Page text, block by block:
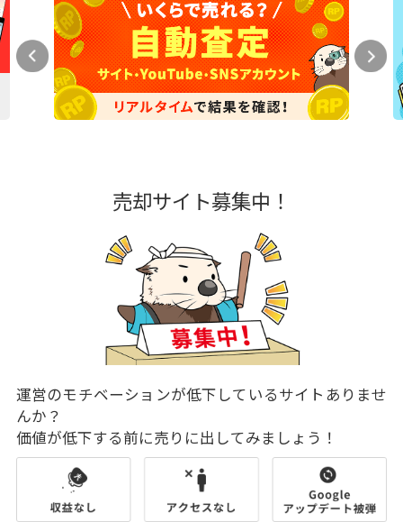
売却サイト募集中！
運営のモチベーションが低下しているサイトありませ
んか？
価値が低下する前に売りに出してみましょう！